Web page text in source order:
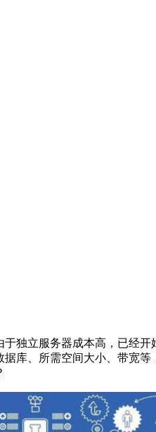
独立服务器成本高，已经
库、所需空间大小、带宽